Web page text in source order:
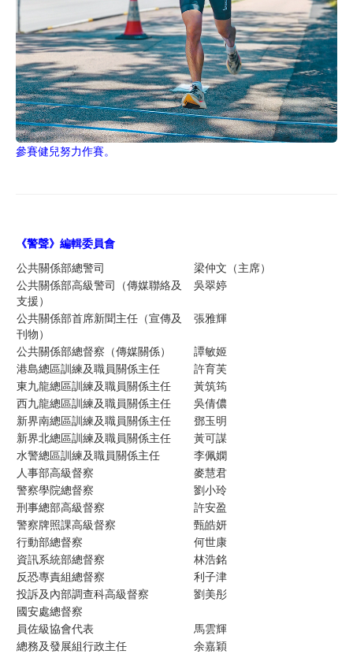
參賽健兒努力作賽。
《警聲》編輯委員會
公共關係部總警司
梁仲文（主席）
公共關係部高級警司（傳媒聯絡及
支援）
吳翠婷
公共關係部首席新聞主任（宣傳及
刊物）
張雅輝
公共關係部總督察（傳媒關係）
譚敏姬
港島總區訓練及職員關係主任
許育芙
東九龍總區訓練及職員關係主任
黃筑筠
西九龍總區訓練及職員關係主任
吳倩儂
新界南總區訓練及職員關係主任
鄧玉明
新界北總區訓練及職員關係主任
黃可謀
水警總區訓練及職員關係主任
李佩嫻
人事部高級督察
麥慧君
警察學院總督察
劉小玲
刑事總部高級督察
許安盈
警察牌照課高級督察
甄皓妍
行動部總督察
何世康
資訊系統部總督察
林浩銘
反恐專責組總督察
利子津
投訴及內部調查科高級督察
劉美彤
國安處總督察
員佐級協會代表
馬雲輝
總務及發展組行政主任
余嘉穎